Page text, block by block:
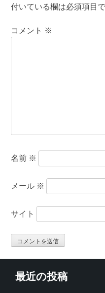
付いている欄は必須項目
コメント ※
名前 ※
メール ※
サイト
最近の投稿